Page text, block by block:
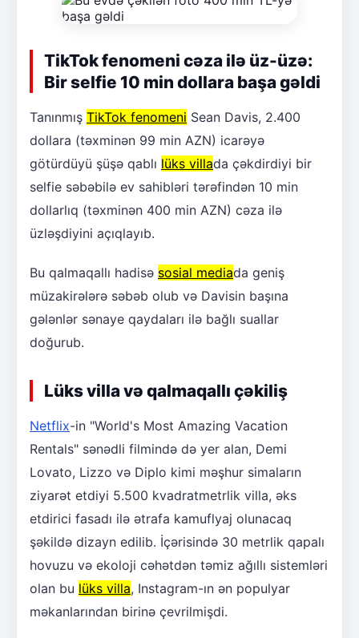
TikTok fenomeni cəza ilə üz-üzə:
Bir selfie 10 min dollara başa gəldi
Tanınmış TikTok fenomeni Sean Davis, 2.400
dollara (təxminən 99 min AZN) icarəyə
götürdüyü şüşə qablı lüks villada çəkdirdiyi bir
selfie səbəbilə ev sahibləri tərəfindən 10 min
dollarlıq (təxminən 400 min AZN) cəza ilə
üzləşdiyini açıqlayıb.
Bu qalmaqallı hadisə sosial mediada geniş
müzakirələrə səbəb olub və Davisin başına
gələnlər sənaye qaydaları ilə bağlı suallar
doğurub.
Lüks villa və qalmaqallı çəkiliş
Netflix-in "World's Most Amazing Vacation
Rentals" sənədli filmində də yer alan, Demi
Lovato, Lizzo və Diplo kimi məşhur simaların
ziyarət etdiyi 5.500 kvadratmetrlik villa, əks
etdirici fasadı ilə ətrafa kamuflyaj olunacaq
şəkildə dizayn edilib. İçərisində 30 metrlik qapalı
hovuzu və ekoloji cəhətdən təmiz ağıllı sistemləri
olan bu lüks villa, Instagram-ın ən populyar
məkanlarından birinə çevrilmişdi.